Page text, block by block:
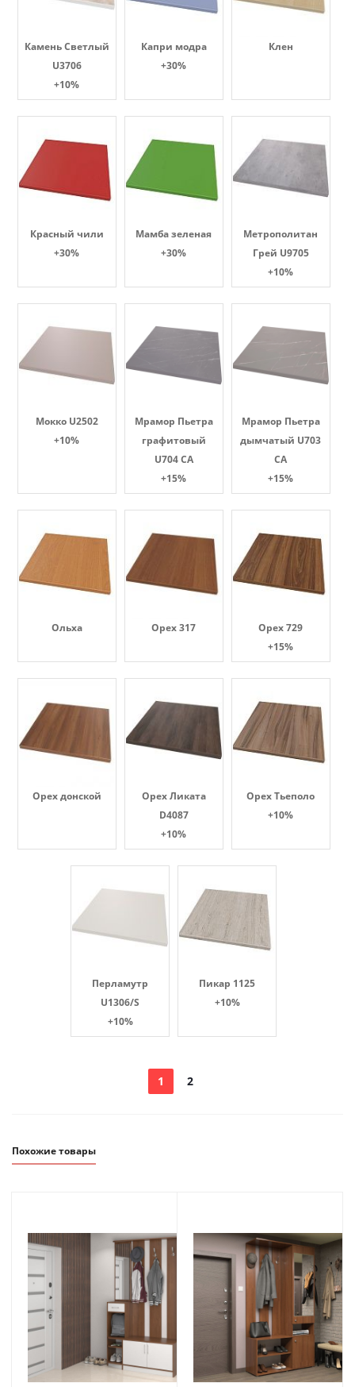
Камень Светлый
U3706
+10%
Капри модра
+30%
Клен
Красный чили
+30%
Мамба зеленая
+30%
Метрополитан
Грей U9705
+10%
Мокко U2502
+10%
Мрамор Пьетра
графитовый
U704 CA
+15%
Мрамор Пьетра
дымчатый U703
CA
+15%
Ольха Орех 317
Орех 729
+15%
Орех донской
Орех Ликата
D4087
+10%
Орех Тьеполо
+10%
Перламутр
U1306/S
+10%
Пикар 1125
+10%
1 2
Похожие товары